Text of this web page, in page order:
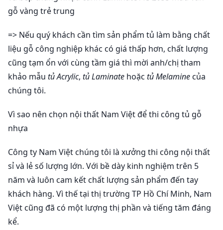
gỗ vàng trẻ trung
=> Nếu quý khách cần tìm sản phẩm tủ làm bằng chất
liệu gỗ công nghiệp khác có giá thấp hơn, chất lượng
cũng tạm ổn với cùng tầm giá thì mời anh/chị tham
khảo mẫu tủ Acrylic, tủ Laminate hoặc tủ Melaminecủa
chúng tôi.
Vì sao nên chọn nội thất Nam Việt để thi công tủ gỗ
nhựa
Công ty Nam Việt chúng tôi là xưởng thi công nội thất
sỉ và lẻ số lượng lớn. Với bề dày kinh nghiệm trên 5
năm và luôn cam kết chất lượng sản phẩm đến tay
khách hàng. Vì thế tại thị trường TP Hồ Chí Minh, Nam
Việt cũng đã có một lượng thị phần và tiếng tăm đáng
kể.